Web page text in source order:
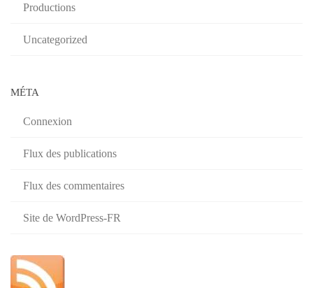
Productions
Uncategorized
MÉTA
Connexion
Flux des publications
Flux des commentaires
Site de WordPress-FR